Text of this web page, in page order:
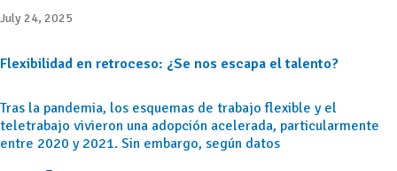
July 24, 2025
Flexibilidad en retroceso: ¿Se nos escapa el talento?
Tras la pandemia, los esquemas de trabajo flexible y el
teletrabajo vivieron una adopción acelerada, particularmente
entre 2020 y 2021. Sin embargo, según datos